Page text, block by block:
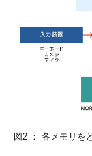
図2 ： 各メモリを